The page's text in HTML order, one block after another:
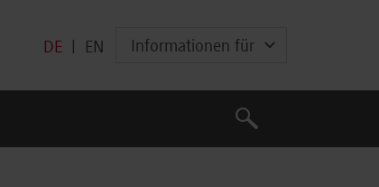
DE EN Informationen für
Suche
Suche